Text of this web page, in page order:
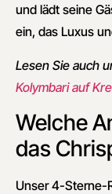
und lädt seine
ein, das Luxus
Lesen Sie auch
Kolymbari auf
Welche
das
Unser 4-Sterne-